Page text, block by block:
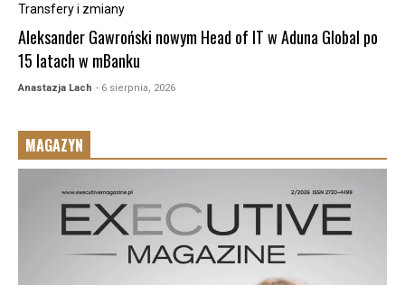
Transfery i zmiany
Aleksander Gawroński nowym Head of IT w Aduna Global po
15 latach w mBanku
Anastazja Lach - 6 sierpnia, 2026
MAGAZYN